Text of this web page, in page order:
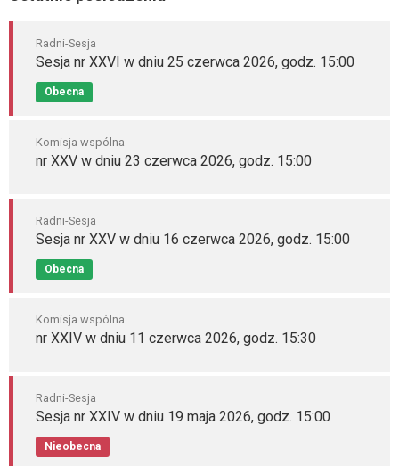
Radni-Sesja
Sesja nr XXVI w dniu 25 czerwca 2026, godz. 15:00
Obecna
Komisja wspólna
nr XXV w dniu 23 czerwca 2026, godz. 15:00
Radni-Sesja
Sesja nr XXV w dniu 16 czerwca 2026, godz. 15:00
Obecna
Komisja wspólna
nr XXIV w dniu 11 czerwca 2026, godz. 15:30
Radni-Sesja
Sesja nr XXIV w dniu 19 maja 2026, godz. 15:00
Nieobecna